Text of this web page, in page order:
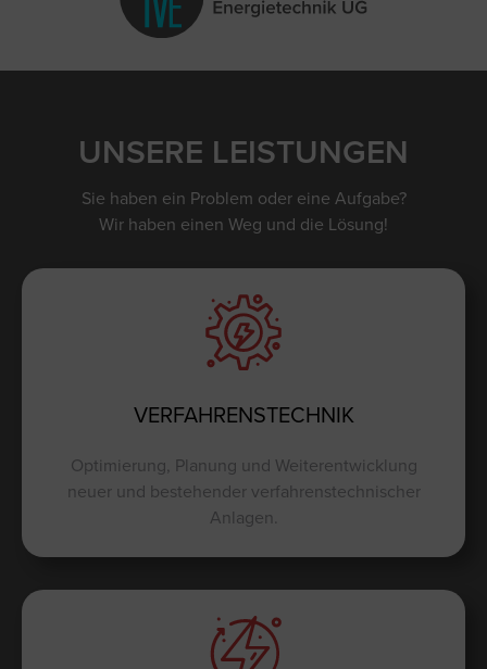
UNSERE LEISTUNGEN
Sie haben ein Problem oder eine Aufgabe?
Wir haben einen Weg und die Lösung!
VERFAHRENSTECHNIK
Optimierung, Planung und Weiterentwicklung
neuer und bestehender verfahrenstechnischer
Anlagen.